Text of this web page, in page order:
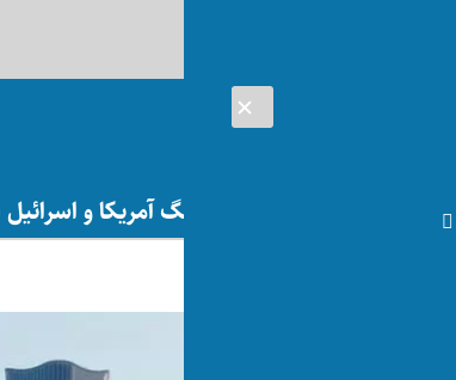
افغانستان جنگ آمریکا و اسرائیل